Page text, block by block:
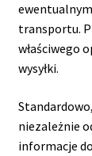
transportu.
właściwego
wysyłki.
niezależnie
informacje